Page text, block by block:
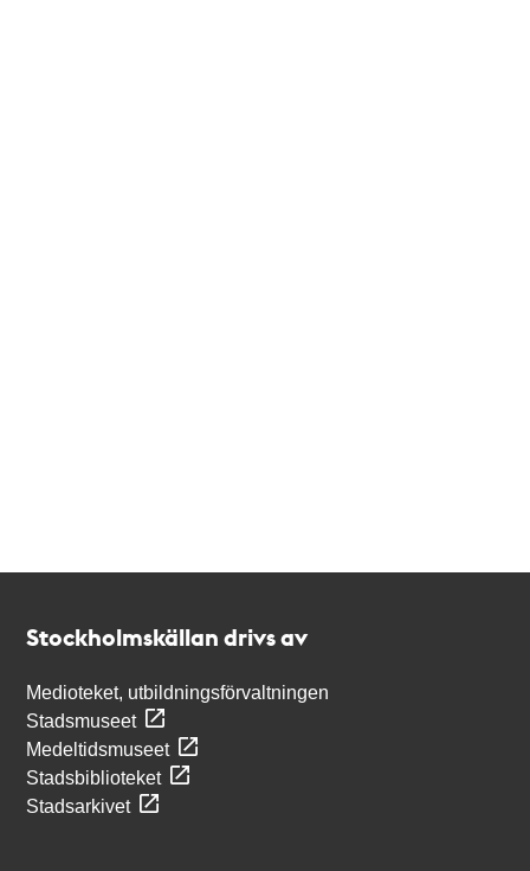
Stockholmskällan drivs av
Medioteket, utbildningsförvaltningen
Stadsmuseet
Medeltidsmuseet
Stadsbiblioteket
Stadsarkivet